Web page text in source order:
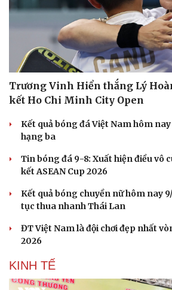
Trương Vinh Hiển thắng Lý
kết Ho Chi Minh City Open
Kết quả bóng đá Việt Nam hôm
hạng ba
Tin bóng đá 9-8: Xuất hiện điều vô
kết ASEAN Cup 2026
Kết quả bóng chuyền nữ hôm nay
tục thua nhanh Thái Lan
ĐT Việt Nam là đội chơi đẹp nhất
2026
KINH TẾ